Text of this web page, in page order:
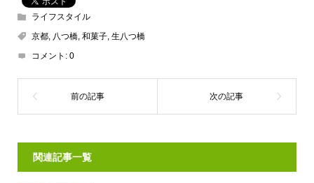
ライフスタイル
京都, 八つ橋, 和菓子, 生八つ橋
コメント: 0
関連記事一覧